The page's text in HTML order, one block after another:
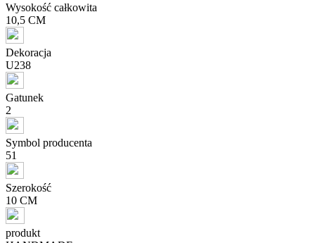
Wysokość całkowita
10,5 CM
Dekoracja
U238
Gatunek
2
Symbol producenta
51
Szerokość
10 CM
produkt